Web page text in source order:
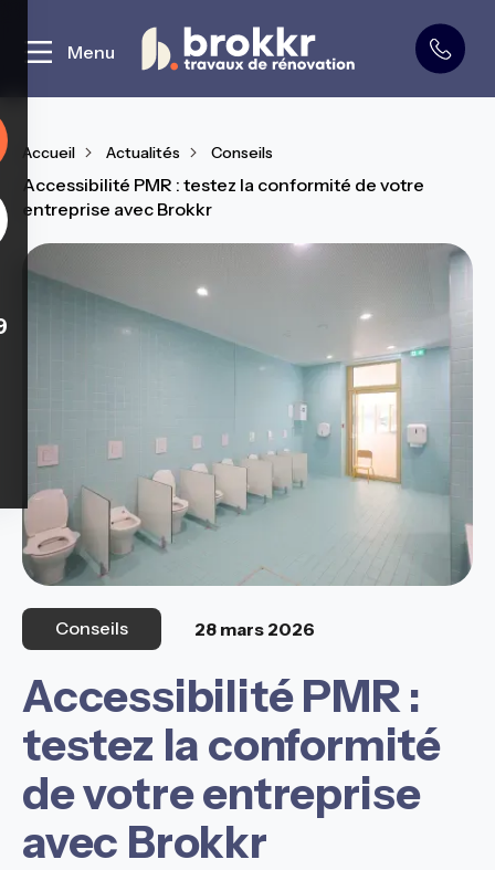
Curage et démolition
Menu
Accueil Actualités Conseils
Accessibilité PMR : testez la conformité de votre
entreprise avec Brokkr
Conseils 28 mars 2026
Accessibilité PMR :
testez la conformité
de votre entreprise
avec Brokkr